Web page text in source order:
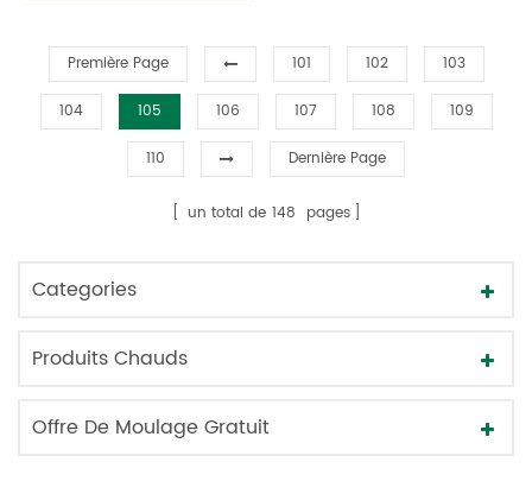
Première Page 101 102 103
104 105 106 107 108 109
110 Dernière Page
un total de 148 pages
Categories
Produits Chauds
Offre De Moulage Gratuit